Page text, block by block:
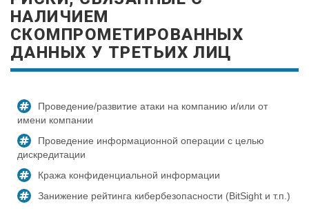
НАЛИЧИЕМ
СКОМПРОМЕТИРОВАННЫХ
ДАННЫХ У ТРЕТЬИХ ЛИЦ
Проведение/развитие атаки на компанию и/или от
имени компании
Проведение информационной операции с целью
дискредитации
Кража конфиденциальной информации
Занижение рейтинга кибербезопасности (BitSight и т.п.)